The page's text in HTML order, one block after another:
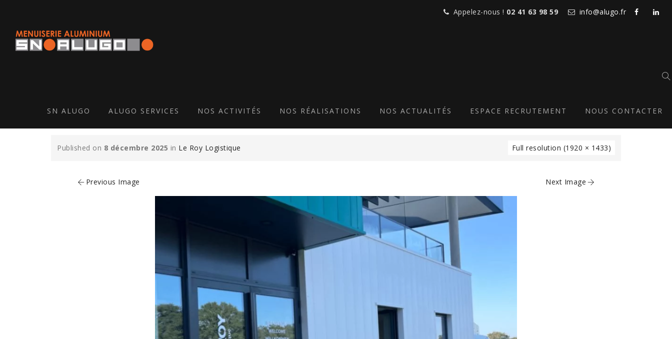
Appelez-nous ! 02 41 63 98 59 info@alugo.fr
SN ALUGO ALUGO SERVICES NOS ACTIVITÉS NOS RÉALISATIONS NOS ACTUALITÉS ESPACE RECRUTEMENT NOUS CONTACTER
Published on 8 décembre 2025 in Le Roy Logistique Full resolution (1920 × 1433)
Previous Image Next Image